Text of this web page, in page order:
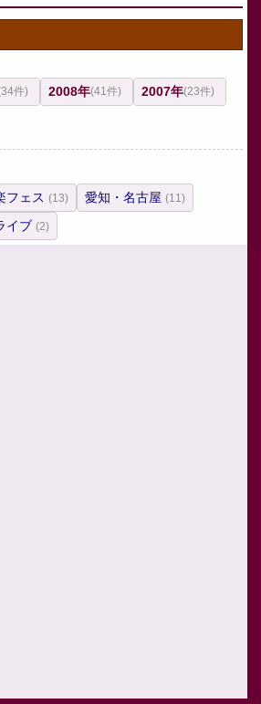
件) 2008年(41件) 2007年(23件)
フェス (13) 愛知・名古屋 (11)
イブ (2)